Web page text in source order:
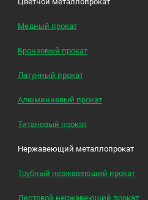
Медный прокат
Бронзовый прокат
Латунный прокат
Алюминиевый прокат
Титановый прокат
Нержавеющий металлопрокат
Трубный нержавеющий прокат
Листовой нержавеющий прокат